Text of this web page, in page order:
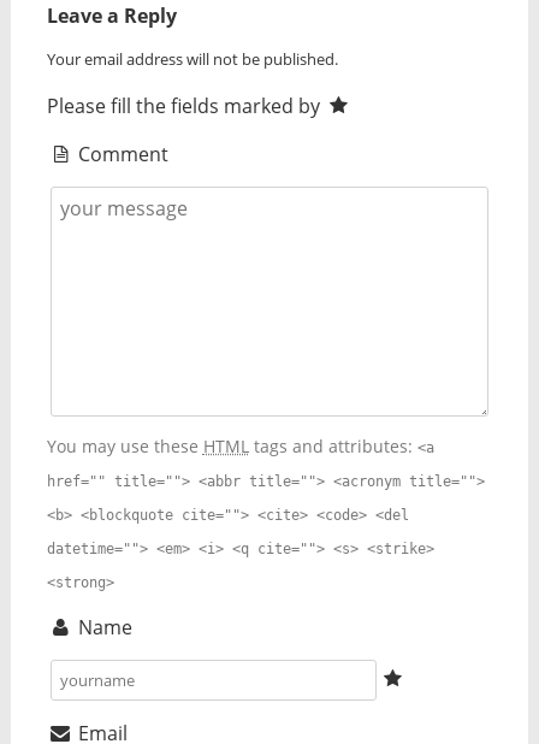
Leave a Reply
Your email address will not be published.
Please fill the fields marked by
Comment
You may use these HTMLtags and attributes: <a
href="" title=""> <abbr title=""> <acronym title="">
<b> <blockquote cite=""> <cite> <code> <del
datetime=""> <em> <i> <q cite=""> <s> <strike>
<strong>
Name
Email